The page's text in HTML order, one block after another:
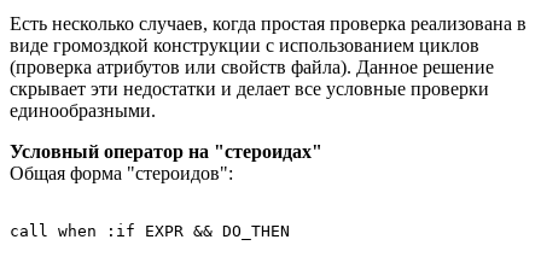
Есть несколько случаев, когда простая проверка реализована в
виде громоздкой конструкции с использованием циклов
(проверка атрибутов или свойств файла). Данное решение
скрывает эти недостатки и делает все условные проверки
единообразными.
Условный оператор на "стероидах"
Общая форма "стероидов":